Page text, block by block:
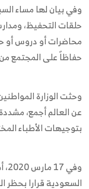
حلقات التحفيظ،
محاضرات أو دروس أو
حفاظاً على المجتمع
وحثت الوزارة
عن العالم أجمع،
بتوجيهات الأطباء
السعودية قرارا بحظر